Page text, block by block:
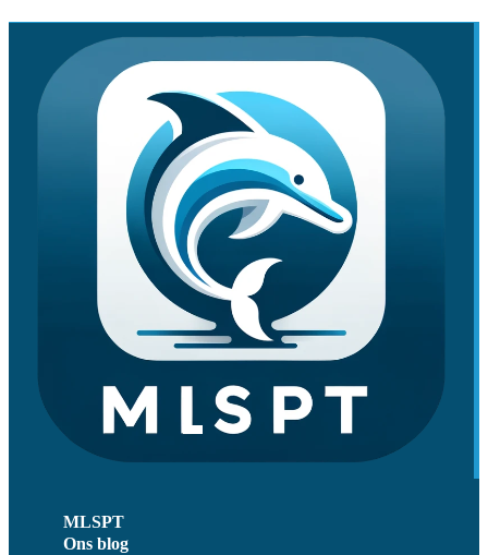
MLSPT
Ons blog